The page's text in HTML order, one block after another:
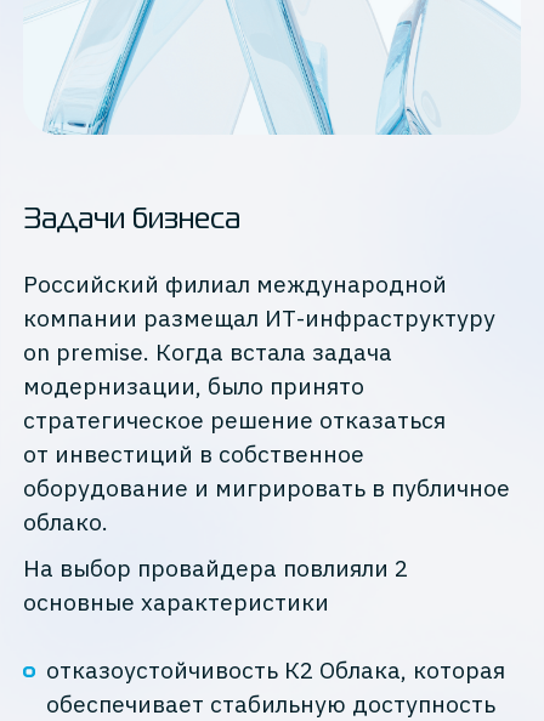
Задачи бизнеса
Российский филиал международной
компании размещал ИТ-инфраструктуру
on premise. Когда встала задача
модернизации, было принято
стратегическое решение отказаться
от инвестиций в собственное
оборудование и мигрировать в публичное
облако.
На выбор провайдера повлияли 2
основные характеристики
отказоустойчивость К2 Облака, которая
обеспечивает стабильную доступность